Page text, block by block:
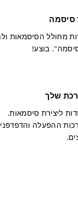
סיסמה
מחולל הסיסמאות
בוצע!
שלך
ליצירת סיסמאות.
ההפעלה